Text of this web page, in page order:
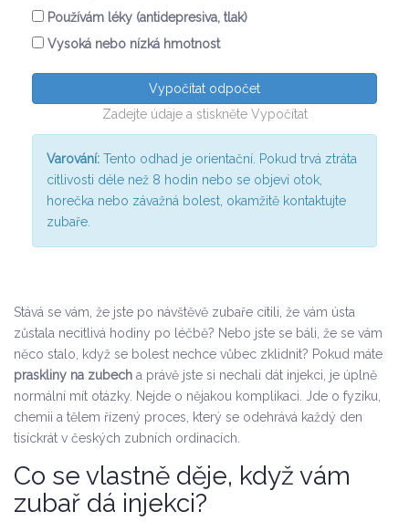
Používám léky (antidepresiva, tlak)
Vysoká nebo nízká hmotnost
Vypočítat odpočet
Zadejte údaje a stiskněte Vypočítat
Varování: Tento odhad je orientační. Pokud trvá ztráta
citlivosti déle než 8 hodin nebo se objeví otok,
horečka nebo závažná bolest, okamžitě kontaktujte
zubaře.
Stává se vám, že jste po návštěvě zubaře cítili, že vám ústa
zůstala necitlivá hodiny po léčbě? Nebo jste se báli, že se vám
něco stalo, když se bolest nechce vůbec zklidnit? Pokud máte
praskliny na zubech a právě jste si nechali dát injekci, je úplně
normální mít otázky. Nejde o nějakou komplikaci. Jde o fyziku,
chemii a tělem řízený proces, který se odehrává každý den
tisíckrát v českých zubních ordinacích.
Co se vlastně děje, když vám
zubař dá injekci?